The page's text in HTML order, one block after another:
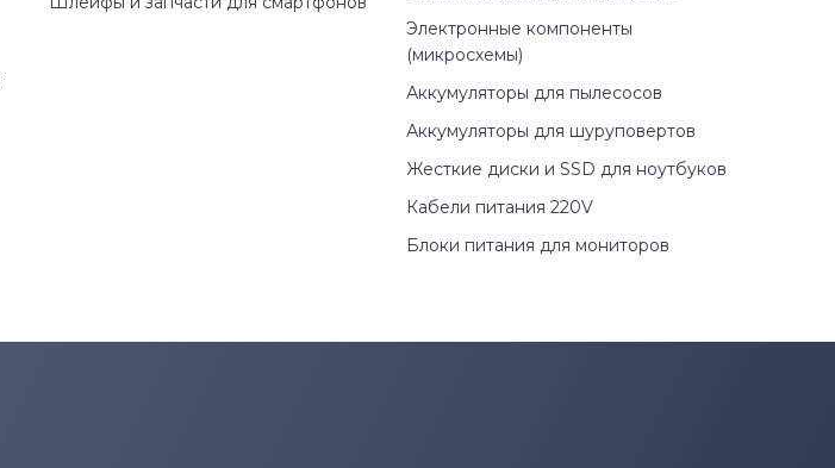
Электронные компоненты
(микросхемы)
Аккумуляторы для пылесосов
Аккумуляторы для шуруповертов
Жесткие диски и SSD для ноутбуков
Кабели питания 220V
Блоки питания для мониторов